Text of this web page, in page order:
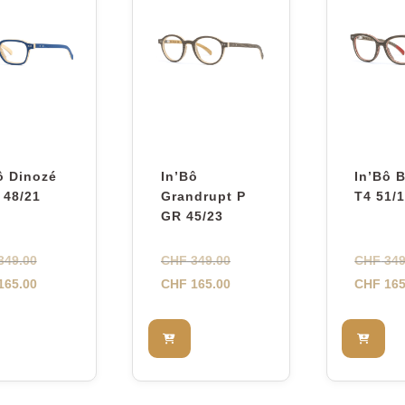
Dinozé
48/21
Le
prix
Le
CHF 165.00.
In’Bô
Grandrupt P
GR 45/23
CHF349.00Le
prix
CHF 165.00Le
CHF 165.00.
In’Bô
T4 51/
CHF
CHF